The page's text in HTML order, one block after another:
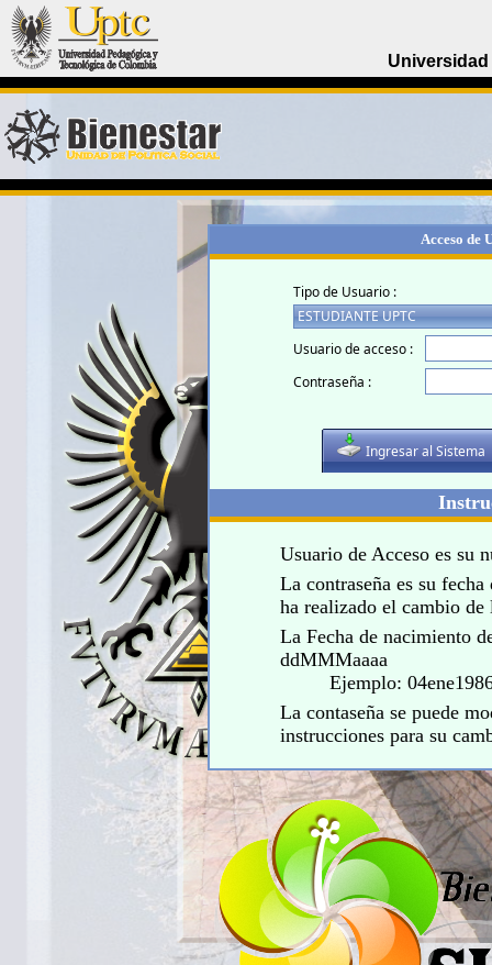
Acceso de
Tipo de Usuario :
Usuario de acceso :
Contraseña :
Usuario de Acceso es su
La contraseña es su
ha realizado el cambio de
La Fecha de nacimiento
ddMMMaaaa
Ejemplo:
La contaseña se puede
instrucciones para su